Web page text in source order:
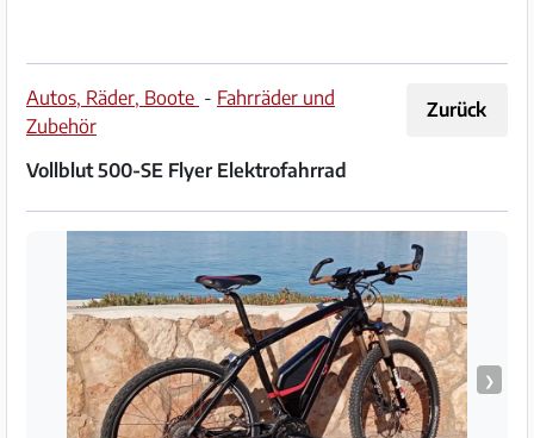
Hilfe
&
Zurück
Autos, Räder, Boote - Fahrräder und
Zubehör
Vollblut 500-SE Flyer Elektrofahrrad
❯